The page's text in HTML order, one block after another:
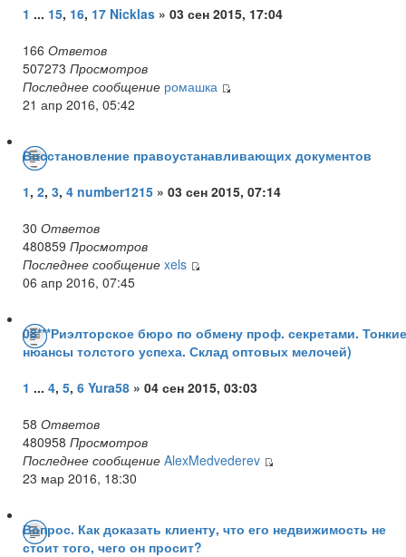
1 ... 15, 16, 17 Nicklas » 03 сен 2015, 17:04
166 Ответов
507273 Просмотров
Последнее сообщение ромашка
21 апр 2016, 05:42
Восстановление правоустанавливающих документов
1, 2, 3, 4 number1215 » 03 сен 2015, 07:14
30 Ответов
480859 Просмотров
Последнее сообщение xels
06 апр 2016, 07:45
08***Риэлторское бюро по обмену проф. секретами. Тонкие
нюансы толстого успеха. Склад оптовых мелочей)
1 ... 4, 5, 6 Yura58 » 04 сен 2015, 03:03
58 Ответов
480958 Просмотров
Последнее сообщение AlexMedvederev
23 мар 2016, 18:30
Вопрос. Как доказать клиенту, что его недвижимость не
стоит того, чего он просит?